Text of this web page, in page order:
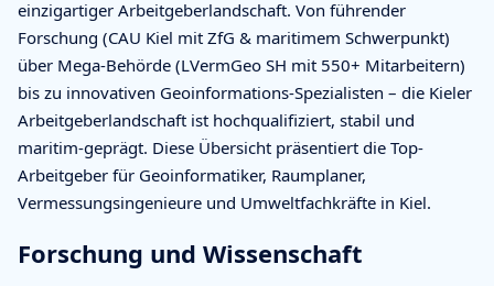
einzigartiger Arbeitgeberlandschaft. Von führender
Forschung (CAU Kiel mit ZfG & maritimem Schwerpunkt)
über Mega-Behörde (LVermGeo SH mit 550+ Mitarbeitern)
bis zu innovativen Geoinformations-Spezialisten – die Kieler
Arbeitgeberlandschaft ist hochqualifiziert, stabil und
maritim-geprägt. Diese Übersicht präsentiert die Top-
Arbeitgeber für Geoinformatiker, Raumplaner,
Vermessungsingenieure und Umweltfachkräfte in Kiel.
Forschung und Wissenschaft